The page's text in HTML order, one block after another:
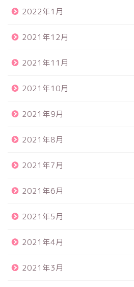
2022年1月
2021年12月
2021年11月
2021年10月
2021年9月
2021年8月
2021年7月
2021年6月
2021年5月
2021年4月
2021年3月